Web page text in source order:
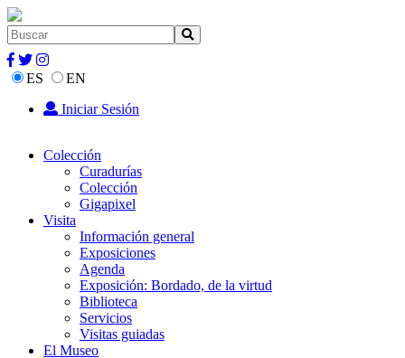
ES
EN
Iniciar Sesión
Colección
Curadurías
Colección
Gigapixel
Visita
Información general
Exposiciones
Agenda
Exposición: Bordado, de la virtud
Biblioteca
Servicios
Visitas guiadas
El Museo